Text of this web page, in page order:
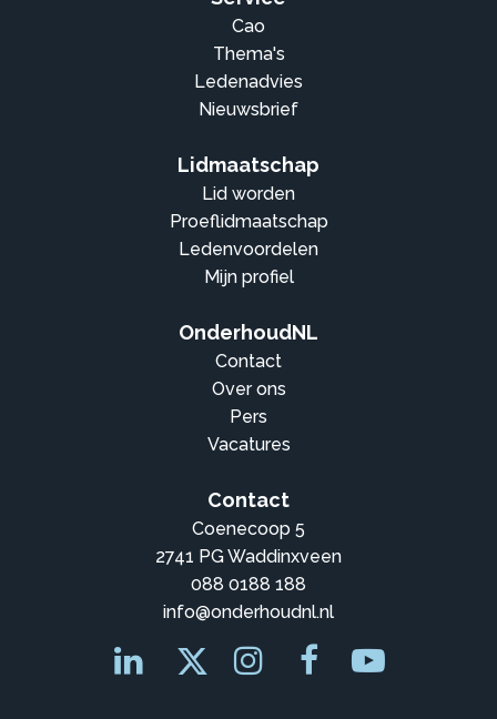
Cao
Thema's
Ledenadvies
Nieuwsbrief
Lidmaatschap
Lid worden
Proeflidmaatschap
Ledenvoordelen
Mijn profiel
OnderhoudNL
Contact
Over ons
Pers
Vacatures
Contact
Coenecoop 5
2741 PG Waddinxveen
088 0188 188
info@onderhoudnl.nl